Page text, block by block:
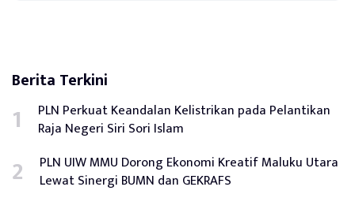
Berita Terkini
PLN Perkuat Keandalan Kelistrikan pada Pelantikan
Raja Negeri Siri Sori Islam
PLN UIW MMU Dorong Ekonomi Kreatif Maluku Utara
Lewat Sinergi BUMN dan GEKRAFS